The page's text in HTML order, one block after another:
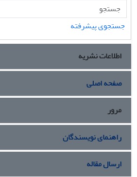
جستجوی پیشرفته
اطلاعات نشریه
صفحه اصلی
مرور
راهنمای نویسندگان
ارسال مقاله